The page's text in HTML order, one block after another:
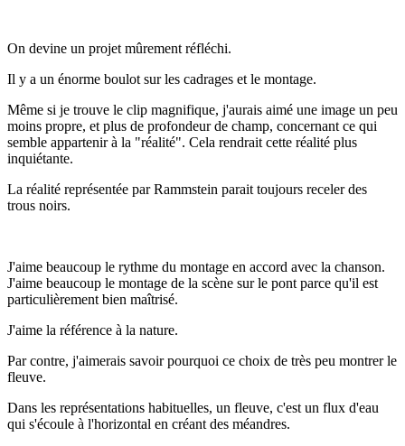
On devine un projet mûrement réfléchi.
Il y a un énorme boulot sur les cadrages et le montage.
Même si je trouve le clip magnifique, j'aurais aimé une image un peu
moins propre, et plus de profondeur de champ, concernant ce qui
semble appartenir à la "réalité". Cela rendrait cette réalité plus
inquiétante.
La réalité représentée par Rammstein parait toujours receler des
trous noirs.
J'aime beaucoup le rythme du montage en accord avec la chanson.
J'aime beaucoup le montage de la scène sur le pont parce qu'il est
particulièrement bien maîtrisé.
J'aime la référence à la nature.
Par contre, j'aimerais savoir pourquoi ce choix de très peu montrer le
fleuve.
Dans les représentations habituelles, un fleuve, c'est un flux d'eau
qui s'écoule à l'horizontal en créant des méandres.